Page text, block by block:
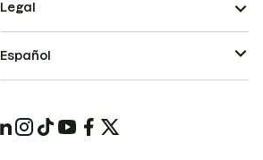
Legal
Español